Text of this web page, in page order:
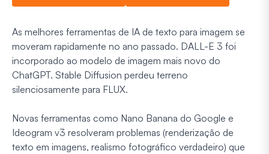
As melhores ferramentas de IA de texto para imagem se
moveram rapidamente no ano passado. DALL-E 3 foi
incorporado ao modelo de imagem mais novo do
ChatGPT. Stable Diffusion perdeu terreno
silenciosamente para FLUX.
Novas ferramentas como Nano Banana do Google e
Ideogram v3 resolveram problemas (renderização de
texto em imagens, realismo fotográfico verdadeiro) que